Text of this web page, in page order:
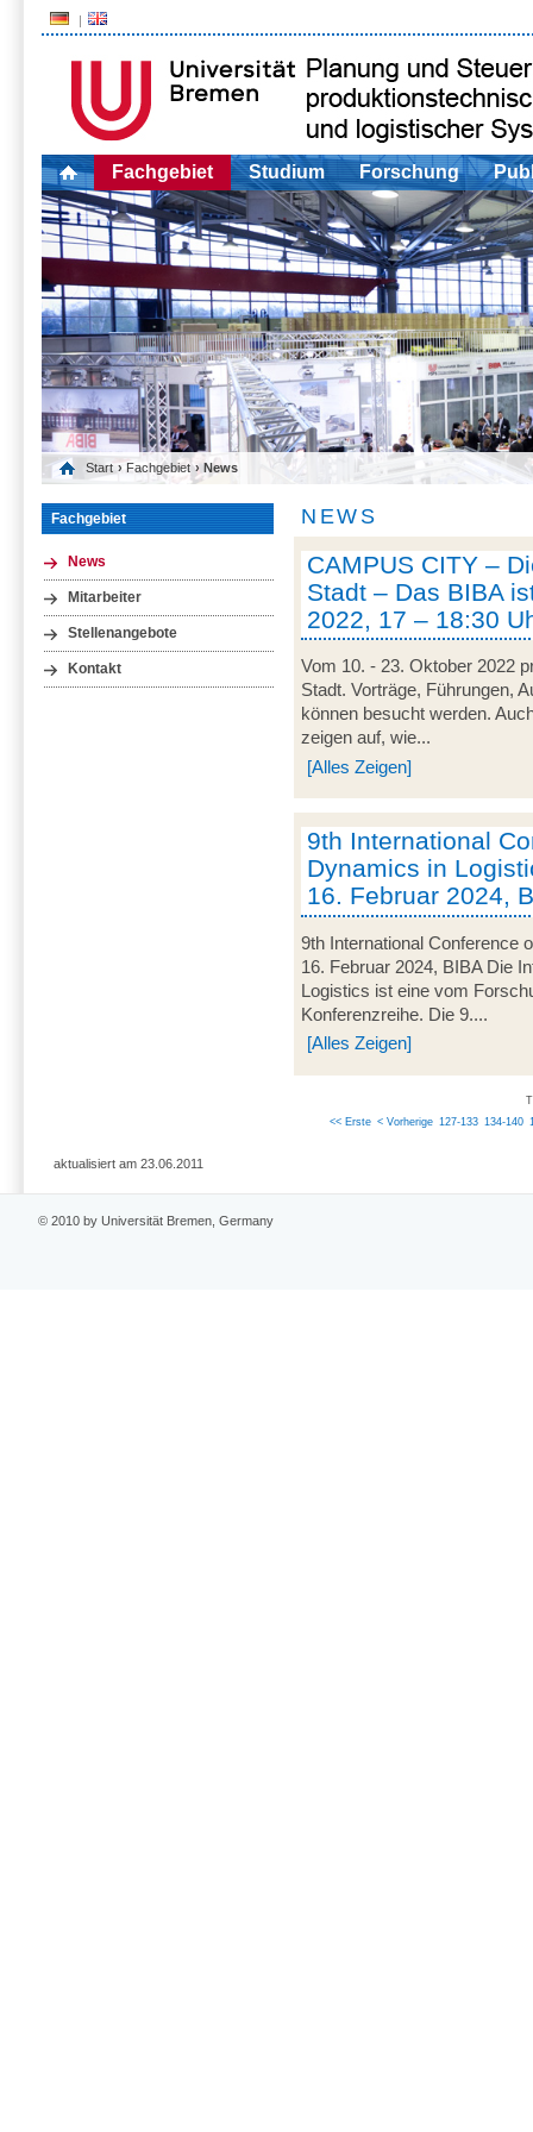
Fachgebiet Studium Forschung
Start › Fachgebiet › News
Fachgebiet
News
Mitarbeiter
Stellenangebote
Kontakt
NEWS
CAMPUS CITY –
Stadt – Das BIBA
2022, 17 – 18:30
Vom 10. - 23. Oktober 2022
Stadt. Vorträge, Führungen,
können besucht werden.
zeigen auf, wie...
[Alles Zeigen]
9th International
Dynamics in
16. Februar 2024,
9th International Conference
16. Februar 2024, BIBA Die
Logistics ist eine vom
Konferenzreihe. Die 9....
[Alles Zeigen]
<< Erste < Vorherige 127-133 134-140
aktualisiert am 23.06.2011
© 2010 by Universität Bremen, Germany